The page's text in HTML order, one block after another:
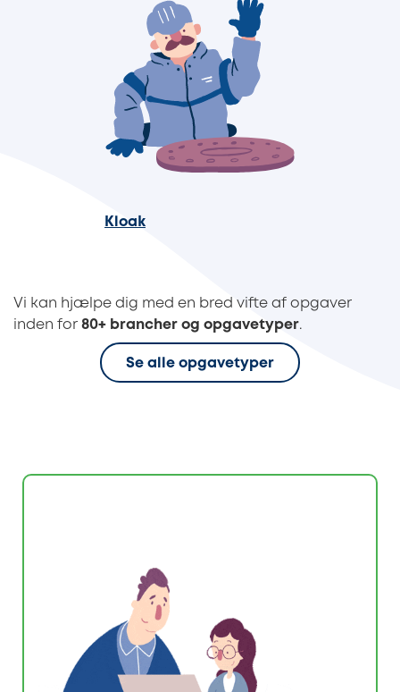
Kloak
Vi kan hjælpe dig med en bred vifte af opgaver
inden for 80+ brancher og opgavetyper.
Se alle opgavetyper